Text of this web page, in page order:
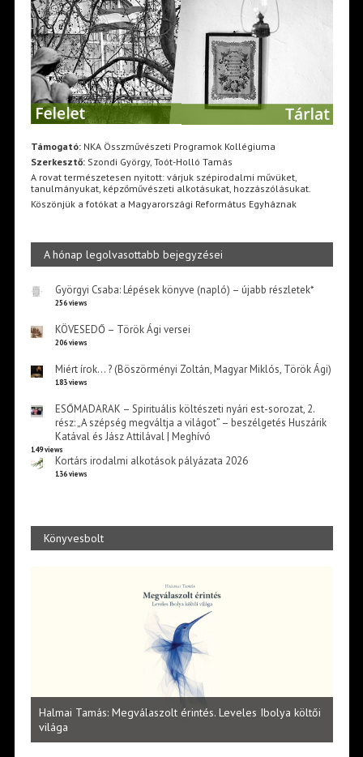
Támogató:NKA Összművészeti Programok Kollégiuma
Szerkesztő:Szondi György, Toót-Holló Tamás
A rovat természetesen nyitott: várjuk szépirodalmi művüket,
tanulmányukat, képzőművészeti alkotásukat, hozzászólásukat.
Köszönjük a fotókat a Magyarországi Református Egyháznak
A hónap legolvasottabb bejegyzései
Györgyi Csaba: Lépések könyve (napló) – újabb részletek*
256 views
KÖVESEDŐ – Török Ági versei
206 views
Miért írok… ? (Böszörményi Zoltán, Magyar Miklós, Török Ági)
183 views
ESŐMADARAK – Spirituális költészeti nyári est-sorozat, 2.
rész: „A szépség megváltja a világot” – beszélgetés Huszárik
Katával és Jász Attilával | Meghívó
149 views
Kortárs irodalmi alkotások pályázata 2026
136 views
Könyvesbolt
Halmai Tamás: Megválaszolt érintés. Leveles Ibolya költői
világa